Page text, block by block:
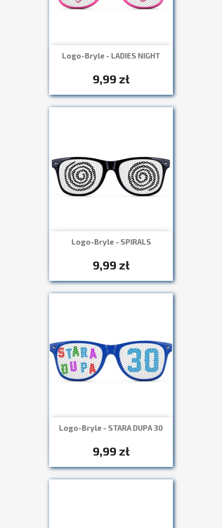
Logo-Bryle - LADIES NIGHT
9,99 zł
Szybki podgląd
Logo-Bryle - SPIRALS
9,99 zł
Szybki podgląd
Logo-Bryle - STARA DUPA 30
9,99 zł
Szybki podgląd